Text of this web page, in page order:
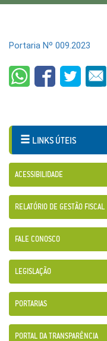
Portaria Nº 009.2023
LINKS ÚTEIS
ACESSIBILIDADE
RELATÓRIO DE GESTÃO FISCAL
FALE CONOSCO
LEGISLAÇÃO
PORTARIAS
PORTAL DA TRANSPARÊNCIA